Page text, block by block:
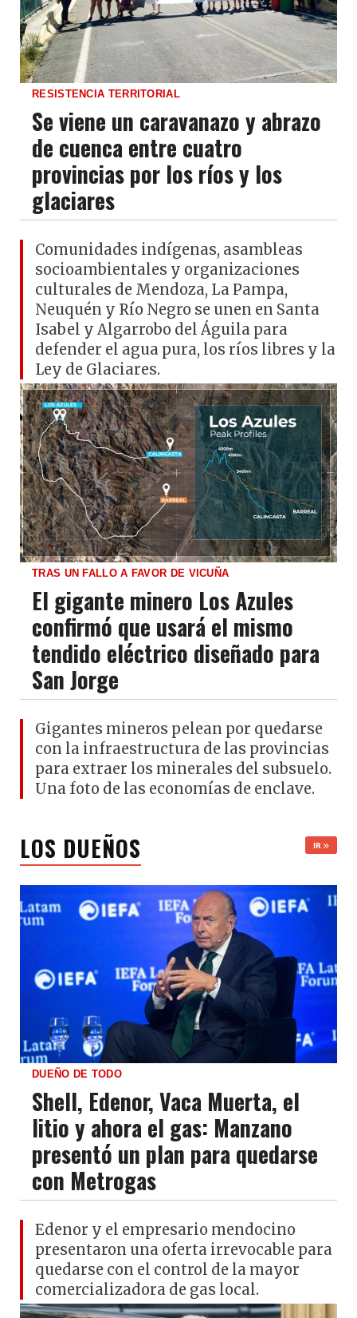
RESISTENCIA TERRITORIAL
Se viene un caravanazo y abrazo
de cuenca entre cuatro
provincias por los ríos y los
glaciares
Comunidades indígenas, asambleas
socioambientales y organizaciones
culturales de Mendoza, La Pampa,
Neuquén y Río Negro se unen en Santa
Isabel y Algarrobo del Águila para
defender el agua pura, los ríos libres y la
Ley de Glaciares.
TRAS UN FALLO A FAVOR DE VICUÑA
El gigante minero Los Azules
confirmó que usará el mismo
tendido eléctrico diseñado para
San Jorge
Gigantes mineros pelean por quedarse
con la infraestructura de las provincias
para extraer los minerales del subsuelo.
Una foto de las economías de enclave.
LOS DUEÑOS IR
DUEÑO DE TODO
Shell, Edenor, Vaca Muerta, el
litio y ahora el gas: Manzano
presentó un plan para quedarse
con Metrogas
Edenor y el empresario mendocino
presentaron una oferta irrevocable para
quedarse con el control de la mayor
comercializadora de gas local.